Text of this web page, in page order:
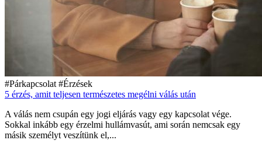
#Párkapcsolat #Érzések
5 érzés, amit teljesen természetes megélni válás után
A válás nem csupán egy jogi eljárás vagy egy kapcsolat vége.
Sokkal inkább egy érzelmi hullámvasút, ami során nemcsak egy
másik személyt veszítünk el,...